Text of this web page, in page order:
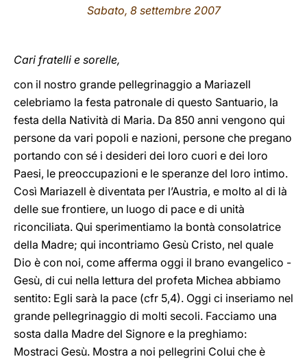
Sabato, 8 settembre 2007
Cari fratelli e sorelle,
con il nostro grande pellegrinaggio a Mariazell
celebriamo la festa patronale di questo Santuario, la
festa della Natività di Maria. Da 850 anni vengono qui
persone da vari popoli e nazioni, persone che pregano
portando con sé i desideri dei loro cuori e dei loro
Paesi, le preoccupazioni e le speranze del loro intimo.
Così Mariazell è diventata per l’Austria, e molto al di là
delle sue frontiere, un luogo di pace e di unità
riconciliata. Qui sperimentiamo la bontà consolatrice
della Madre; qui incontriamo Gesù Cristo, nel quale
Dio è con noi, come afferma oggi il brano evangelico -
Gesù, di cui nella lettura del profeta Michea abbiamo
sentito: Egli sarà la pace (cfr 5,4). Oggi ci inseriamo nel
grande pellegrinaggio di molti secoli. Facciamo una
sosta dalla Madre del Signore e la preghiamo:
Mostraci Gesù. Mostra a noi pellegrini Colui che è